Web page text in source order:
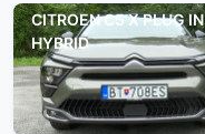
CITROEN C5 X PLUG IN
HYBRID